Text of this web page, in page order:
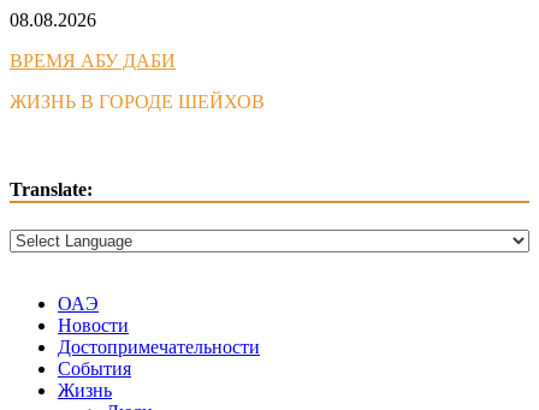
Skip
content
08.08.2026
ВРЕМЯ АБУ ДАБИ
ЖИЗНЬ В ГОРОДЕ ШЕЙХОВ
Translate:
ОАЭ
Новости
Достопримечательности
События
Жизнь